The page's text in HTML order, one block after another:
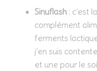
Sinuflash: c’est
complément
ferments
j’en suis
et une pour le